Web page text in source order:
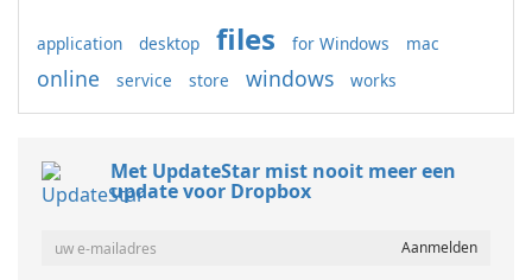
application desktop files for Windows mac
online service store windows works
Met UpdateStar mist nooit meer een
update voor Dropbox